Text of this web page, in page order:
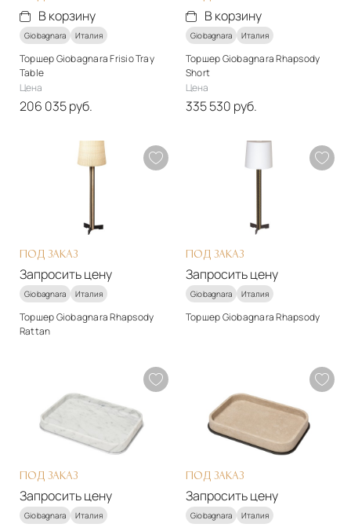
В корзину
Giobagnara Италия
Торшер Giobagnara Frisio Tray
Table
Цена
206 035 руб.
В корзину
В корзину
Giobagnara Италия
Торшер Giobagnara Rhapsody
Short
Цена
335 530 руб.
В корзину
ПОД ЗАКАЗ
Запросить цену
Giobagnara Италия
Торшер Giobagnara Rhapsody
Rattan
Другое
Подробнее
Запросить цену
ПОД ЗАКАЗ
Запросить цену
Giobagnara Италия
Торшер Giobagnara Rhapsody
Подробнее
Запросить цену
ПОД ЗАКАЗ
Запросить цену
Giobagnara Италия
ПОД ЗАКАЗ
Запросить цену
Giobagnara Италия